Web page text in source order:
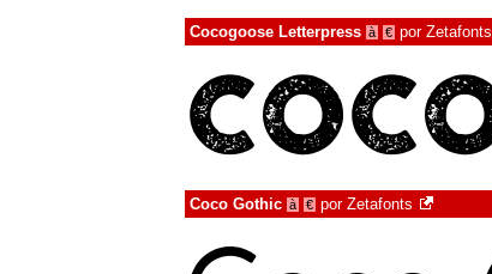
Cocogoose Letterpress à € por Zetafonts
Coco Gothic à € por Zetafonts